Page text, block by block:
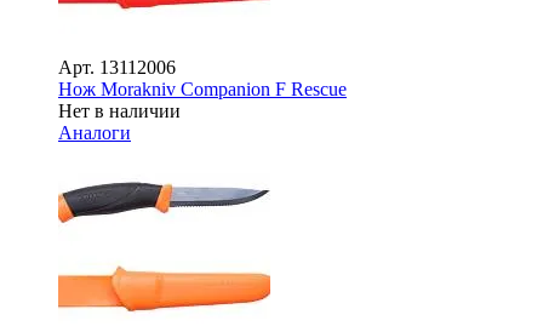
Арт. 13112006
Нож Morakniv Companion F Rescue
Нет в наличии
Аналоги